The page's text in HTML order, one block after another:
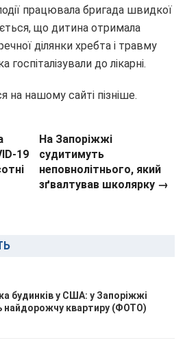
працювала бригада швидкої
що дитина отримала
ділянки хребта і травму
госпіталізували до лікарні.
на нашому сайті пізніше.
19
На Запоріжжі
судитимуть
неповнолітнього, який
зґвалтував школярку →
будинків у США: у Запоріжжі
найдорожчу квартиру (ФОТО)